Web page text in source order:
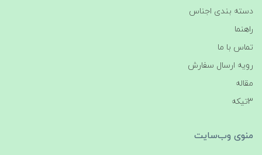
دسته بندی اجناس
راهنما
تماس با ما
رویه ارسال سفارش
مقاله
3تیکه
منوی وب‌سایت